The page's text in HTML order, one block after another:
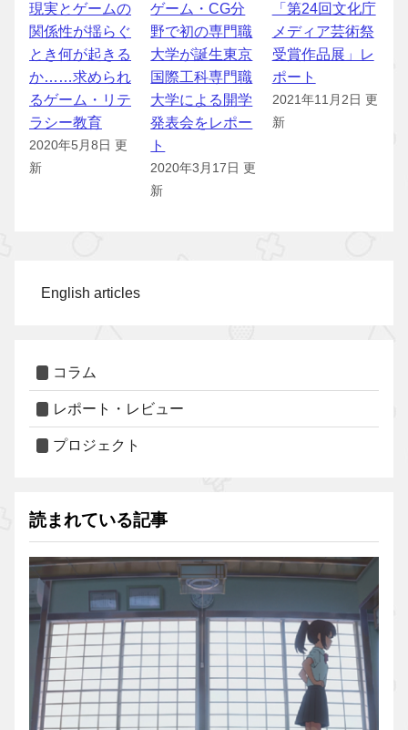
現実とゲームの
関係性が揺らぐ
とき何が起きる
か……求められ
るゲーム・リテ
ラシー教育
2020年5月8日 更
新
ゲーム・CG分
野で初の専門職
大学が誕生東京
国際工科専門職
大学による開学
発表会をレポー
ト
2020年3月17日 更
新
「第24回文化庁
メディア芸術祭
受賞作品展」レ
ポート
2021年11月2日 更
新
English articles
コラム
レポート・レビュー
プロジェクト
読まれている記事